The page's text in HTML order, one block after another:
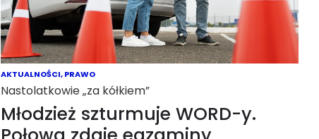
AKTUALNOŚCI,PRAWO
Nastolatkowie „za kółkiem”
Młodzież szturmuje WORD-y.